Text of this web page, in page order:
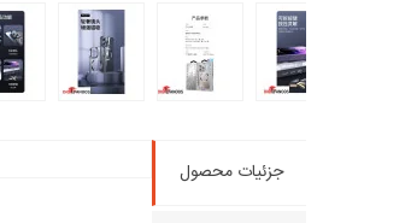
جزئیات محصول